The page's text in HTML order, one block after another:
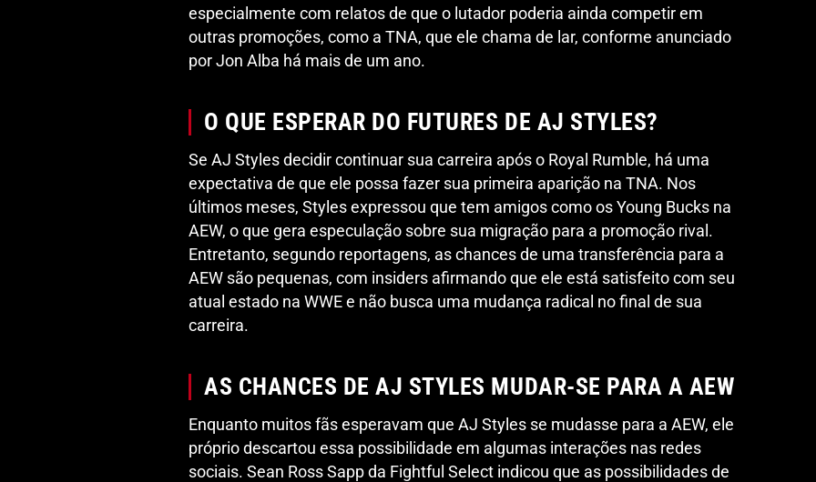
especialmente com relatos de que o lutador poderia ainda competir em
outras promoções, como a TNA, que ele chama de lar, conforme anunciado
por Jon Alba há mais de um ano.
O QUE ESPERAR DO FUTURES DE AJ STYLES?
Se AJ Styles decidir continuar sua carreira após o Royal Rumble, há uma
expectativa de que ele possa fazer sua primeira aparição na TNA. Nos
últimos meses, Styles expressou que tem amigos como os Young Bucks na
AEW, o que gera especulação sobre sua migração para a promoção rival.
Entretanto, segundo reportagens, as chances de uma transferência para a
AEW são pequenas, com insiders afirmando que ele está satisfeito com seu
atual estado na WWE e não busca uma mudança radical no final de sua
carreira.
AS CHANCES DE AJ STYLES MUDAR-SE PARA A AEW
Enquanto muitos fãs esperavam que AJ Styles se mudasse para a AEW, ele
próprio descartou essa possibilidade em algumas interações nas redes
sociais. Sean Ross Sapp da Fightful Select indicou que as possibilidades de